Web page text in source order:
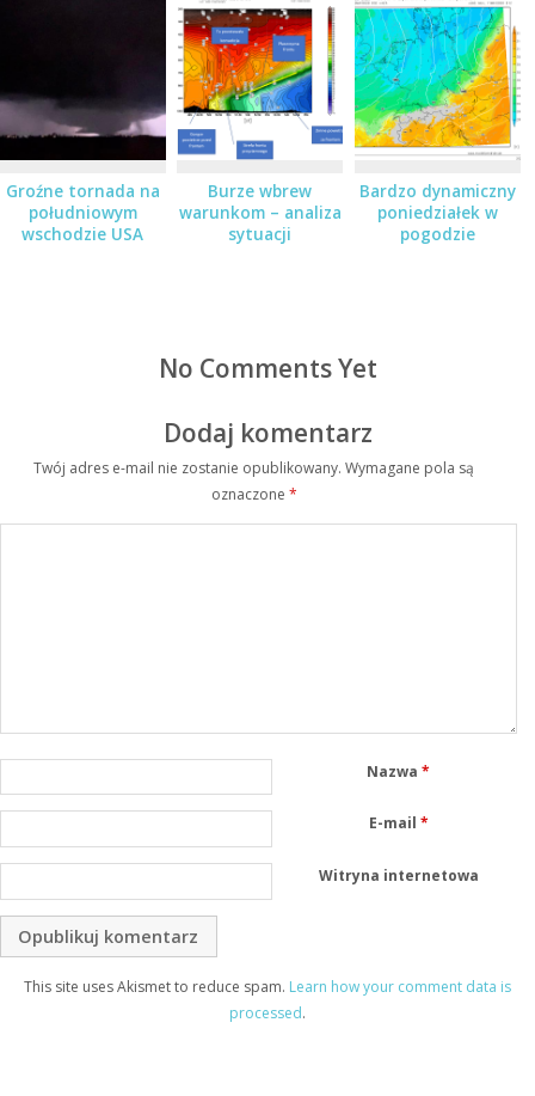
Groźne tornada na
południowym
wschodzie USA
Burze wbrew
warunkom – analiza
sytuacji
Bardzo dynamiczny
poniedziałek w
pogodzie
No Comments Yet
Dodaj komentarz
Twój adres e-mail nie zostanie opublikowany. Wymagane pola są
oznaczone *
Nazwa*
E-mail *
Witryna internetowa
This site uses Akismet to reduce spam. Learn how your comment data is
processed.